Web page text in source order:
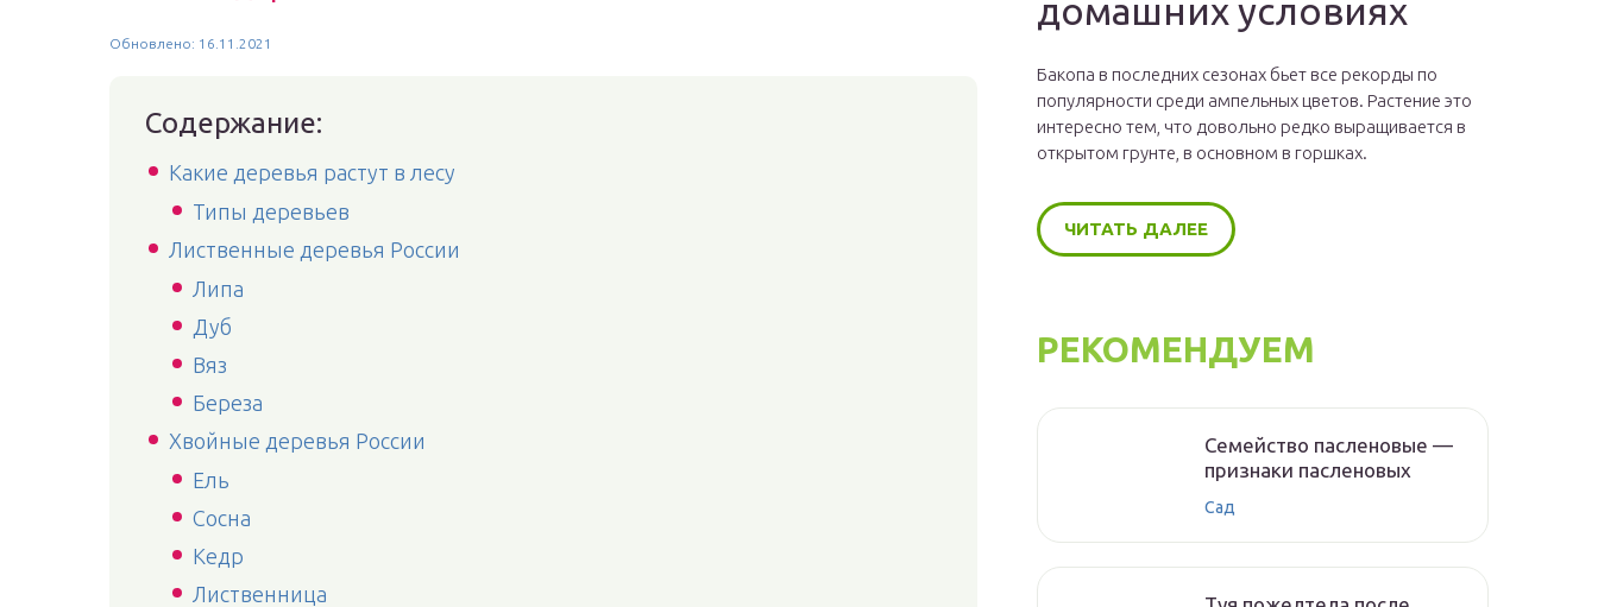
Обновлено: 16.11.2021
Содержание:
Какие деревья растут в лесу
Типы деревьев
Лиственные деревья России
Липа
Дуб
Вяз
Береза
Хвойные деревья России
Ель
Сосна
Кедр
Лиственница
домашних условиях
Бакопа в последних сезонах бьет все рекорды по
популярности среди ампельных цветов. Растение это
интересно тем, что довольно редко выращивается в
открытом грунте, в основном в горшках.
ЧИТАТЬ ДАЛЕЕ
РЕКОМЕНДУЕМ
Семейство пасленовые —
признаки пасленовых
Сад